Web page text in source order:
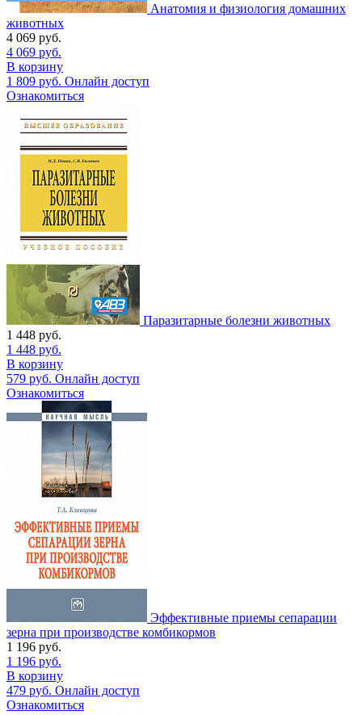
Анатомия и физиология домашних
животных
4 069 руб.
4 069 руб.
В корзину
1 809 руб. Онлайн доступ
Ознакомиться
Паразитарные болезни животных
1 448 руб.
1 448 руб.
В корзину
579 руб. Онлайн доступ
Ознакомиться
Эффективные приемы сепарации
зерна при производстве комбикормов
1 196 руб.
1 196 руб.
В корзину
479 руб. Онлайн доступ
Ознакомиться